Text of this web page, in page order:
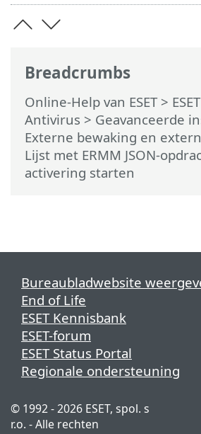
Breadcrumbs
Online-Help van ESET>
Antivirus > Geavanceerde
Externe bewaking en
Lijst met ERMM JSON-
activering starten
Bureaubladwebsite
End of Life
ESET Kennisbank
ESET-forum
ESET Status Portal
Regionale ondersteuning
© 1992 - 2026 ESET, spol. s
r.o. - Alle rechten